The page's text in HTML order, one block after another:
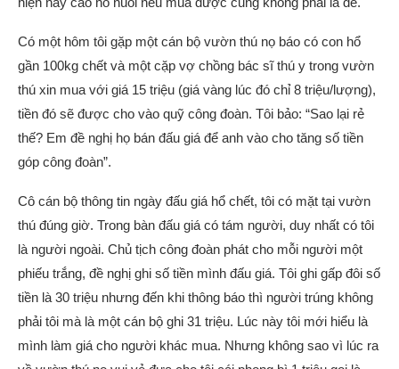
Có một hôm tôi gặp một cán bộ vườn thú nọ báo có con hổ
gần 100kg chết và một cặp vợ chồng bác sĩ thú y trong vườn
thú xin mua với giá 15 triệu (giá vàng lúc đó chỉ 8 triệu/lượng),
tiền đó sẽ được cho vào quỹ công đoàn. Tôi bảo: “Sao lại rẻ
thế? Em đề nghị họ bán đấu giá để anh vào cho tăng số tiền
góp công đoàn”.
Cô cán bộ thông tin ngày đấu giá hổ chết, tôi có mặt tại vườn
thú đúng giờ. Trong bàn đấu giá có tám người, duy nhất có tôi
là người ngoài. Chủ tịch công đoàn phát cho mỗi người một
phiếu trắng, đề nghị ghi số tiền mình đấu giá. Tôi ghi gấp đôi số
tiền là 30 triệu nhưng đến khi thông báo thì người trúng không
phải tôi mà là một cán bộ ghi 31 triệu. Lúc này tôi mới hiểu là
mình làm giá cho người khác mua. Nhưng không sao vì lúc ra